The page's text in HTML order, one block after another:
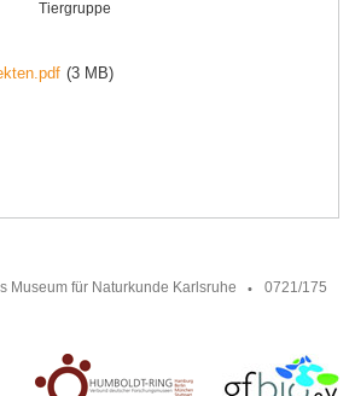
Tiergruppe
(3 MB)
Museum für Naturkunde Karlsruhe
0721/175